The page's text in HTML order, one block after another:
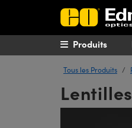
Produits
Tous les Produits